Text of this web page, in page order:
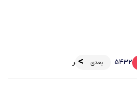
2
3
4
5 بعدی آخر